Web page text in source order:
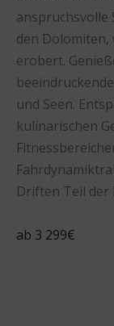
anspruchsvolle
den Dolomiten,
erobert.
und Seen.
kulinarischen
Driften Teil der
ab 3 299€